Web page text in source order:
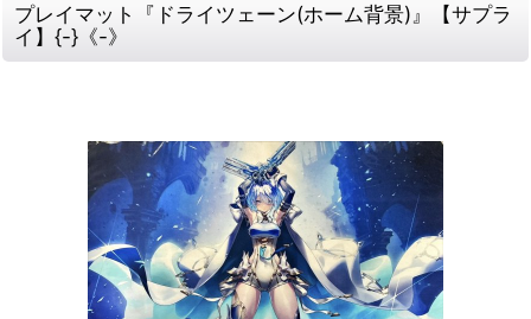
プレイマット『ドライツェーン(ホーム背景)』【サプラ
イ】{-}《-》